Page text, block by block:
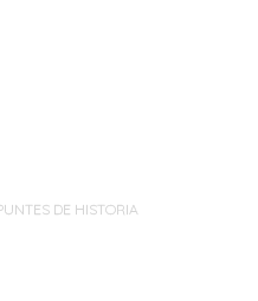
DE HISTORIA